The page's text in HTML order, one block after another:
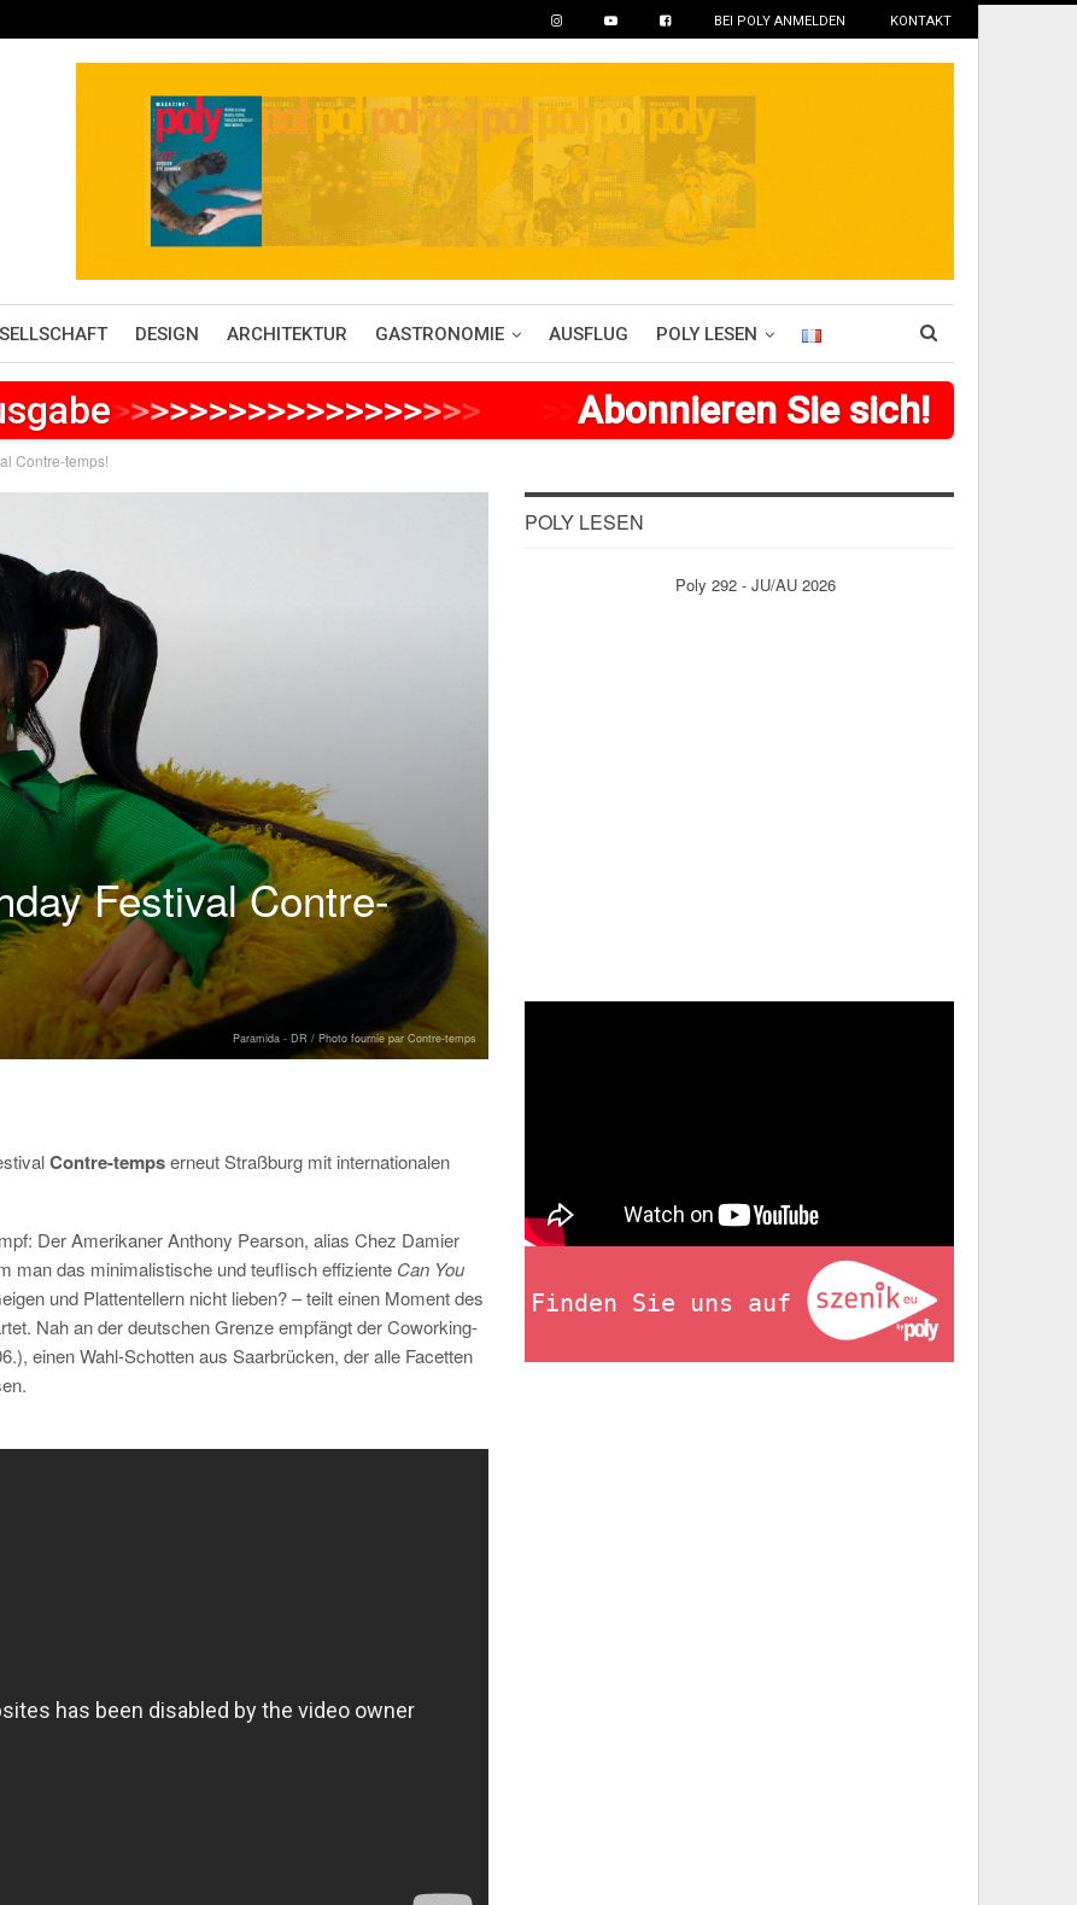
BEI POLY ANMELDEN KONTAKT
DESIGN ARCHITEKTUR GASTRONOMIE AUSFLUG POLY LESEN
>>>>>>>>>>>>>>>>>>> >>>>> >>
Abonnieren Sie sich!
Contre-temps!
Festival Contre-
Paramida - DR / Photo fournie par Contre-temps
Contre-tempserneut Straßburg mit internationalen
Der Amerikaner Anthony Pearson, alias Chez Damier
man das minimalistische und teuflisch effiziente Can You
und Plattentellern nicht lieben? – teilt einen Moment des
Nah an der deutschen Grenze empfängt der Coworking-
einen Wahl-Schotten aus Saarbrücken, der alle Facetten
POLY LESEN
Poly 292 - JU/AU 2026
Finden Sie uns auf